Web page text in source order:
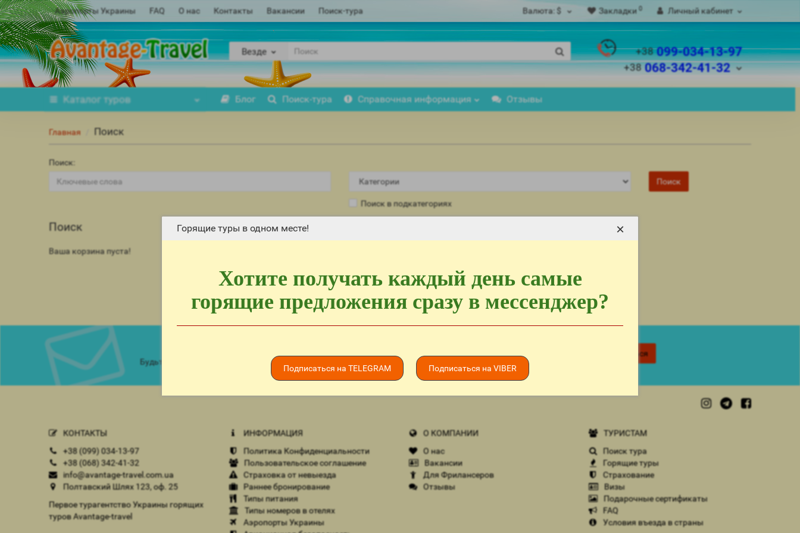
Горящие туры в одном месте!
Хотите получать каждый день самые
горящие предложения сразу в мессенджер?
Подписаться на TELEGRAM Подписаться на VIBER
×
Аэропорты Украины FAQ О нас Контакты Вакансии Поиск-тура Валюта: $ Закладки 0 Личный кабинет
Везде +38099-034-13-97
+38068-342-41-32
Каталогтуров Блог Поиск-тура Справочная информация Отзывы
Главная Поиск
Поиск:
Поиск в подкатегориях
Поиск
Ваша корзина пуста!
Будьте в курсе новых акций и спецпредложений!
Подписаться
КОНТАКТЫ
+38 (099) 034-13-97
+38 (068) 342-41-32
info@avantage-travel.com.ua
Полтавский Шлях 123, оф. 25
Первое турагентство Украины горящих
туров Avantage-travel
ИНФОРМАЦИЯ
Политика Конфиденциальности
Пользовательское соглашение
Страховка от невыезда
Раннее бронирование
Типы питания
Типы номеров в отелях
Аэропорты Украины
О КОМПАНИИ
О нас
Вакансии
Для Фрилансеров
Отзывы
ТУРИСТАМ
Поиск тура
Горящие туры
Страхование
Визы
Подарочные сертификаты
FAQ
Условия въезда в страны